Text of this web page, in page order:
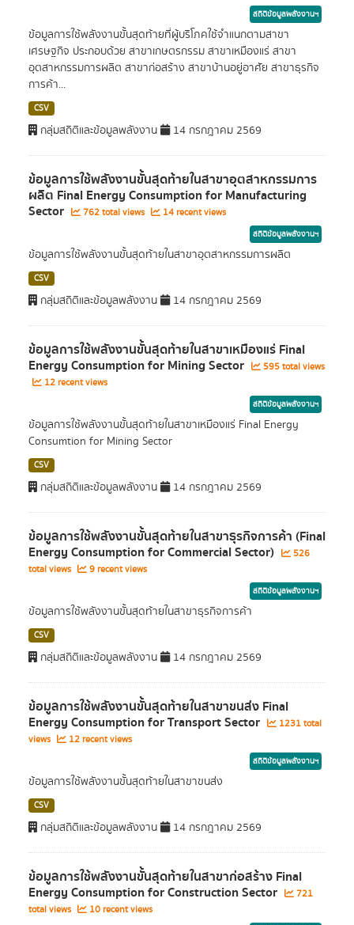
สถิติข้อมูลพลังงานฯ
ข้อมูลการใช้พลังงานขั้นสุดท้ายที่ผู้บริโภคใช้จำแนกตามสาขา
เศรษฐกิจ ประกอบด้วย สาขาเกษตรกรรม สาขาเหมืองแร่ สาขา
อุตสาหกรรมการผลิต สาขาก่อสร้าง สาขาบ้านอยู่อาศัย สาขาธุรกิจ
การค้า...
CSV
กลุ่มสถิติและข้อมูลพลังงาน 14 กรกฎาคม 2569
ข้อมูลการใช้พลังงานขั้นสุดท้ายในสาขาอุตสาหกรรมการ
ผลิต Final Energy Consumption for Manufacturing
Sector 762 total views 14 recent views
สถิติข้อมูลพลังงานฯ
ข้อมูลการใช้พลังงานขั้นสุดท้ายในสาขาอุตสาหกรรมการผลิต
CSV
กลุ่มสถิติและข้อมูลพลังงาน 14 กรกฎาคม 2569
ข้อมูลการใช้พลังงานขั้นสุดท้ายในสาขาเหมืองแร่ Final
Energy Consumption for Mining Sector
595 total views
12 recent views
สถิติข้อมูลพลังงานฯ
ข้อมูลการใช้พลังงานขั้นสุดท้ายในสาขาเหมืองแร่ Final Energy
Consumtion for Mining Sector
CSV
กลุ่มสถิติและข้อมูลพลังงาน 14 กรกฎาคม 2569
ข้อมูลการใช้พลังงานขั้นสุดท้ายในสาขาธุรกิจการค้า (Final
Energy Consumption for Commercial Sector)
526
total views
9 recent views
สถิติข้อมูลพลังงานฯ
ข้อมูลการใช้พลังงานขั้นสุดท้ายในสาขาธุรกิจการค้า
CSV
กลุ่มสถิติและข้อมูลพลังงาน 14 กรกฎาคม 2569
ข้อมูลการใช้พลังงานขั้นสุดท้ายในสาขาขนส่ง Final
Energy Consumption for Transport Sector
1231 total
views
12 recent views
สถิติข้อมูลพลังงานฯ
ข้อมูลการใช้พลังงานขั้นสุดท้ายในสาขาขนส่ง
CSV
กลุ่มสถิติและข้อมูลพลังงาน 14 กรกฎาคม 2569
ข้อมูลการใช้พลังงานขั้นสุดท้ายในสาขาก่อสร้าง Final
Energy Consumption for Construction Sector
721
total views
10 recent views